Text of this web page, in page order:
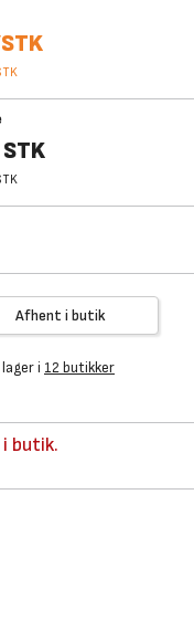
STK
STK
Afhent i butik
lager i 12 butikker
butik.